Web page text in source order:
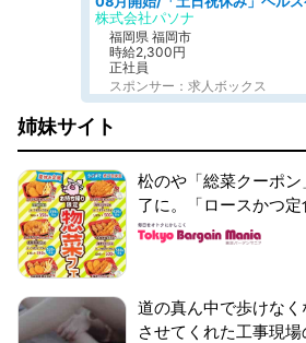
株式会社パソナ
福岡県 福岡市
時給2,300円
正社員
スポンサー：求人ボックス
姉妹サイト
松のや「総菜クーポ
了に。「ロースかつ
道の真ん中で歩けな
させてくれた工事現場